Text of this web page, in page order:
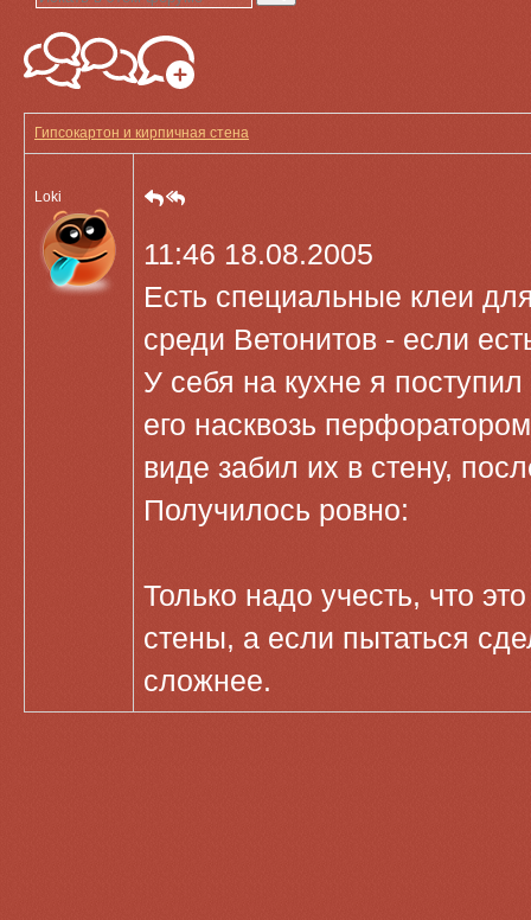
Гипсокартон и кирпичная стена
Loki
11:46 18.08.2005
Есть специальные клеи
среди Ветонитов - если
У себя на кухне я
его насквозь
виде забил их в стену,
Получилось ровно:
Только надо учесть, что
стены, а если пытаться
сложнее.